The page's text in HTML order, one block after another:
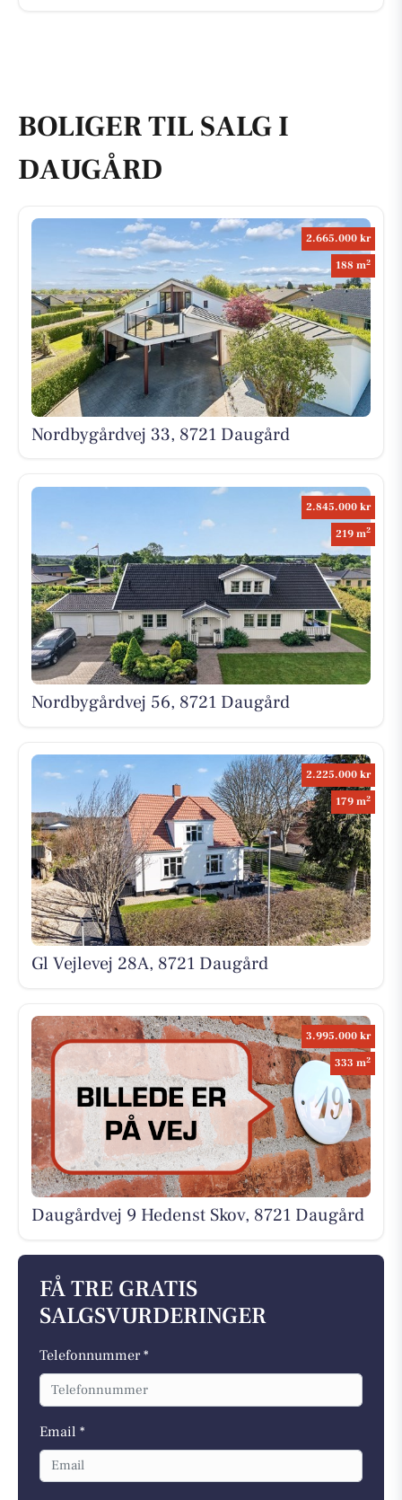
BOLIGER TIL SALG I
DAUGÅRD
2.665.000 kr
188 m2
Nordbygårdvej 33, 8721 Daugård
2.845.000 kr
219 m2
Nordbygårdvej 56, 8721 Daugård
2.225.000 kr
179 m2
Gl Vejlevej 28A, 8721 Daugård
3.995.000 kr
333 m2
Daugårdvej 9 Hedenst Skov, 8721 Daugård
FÅ TRE GRATIS
SALGSVURDERINGER
Telefonnummer *
Email *